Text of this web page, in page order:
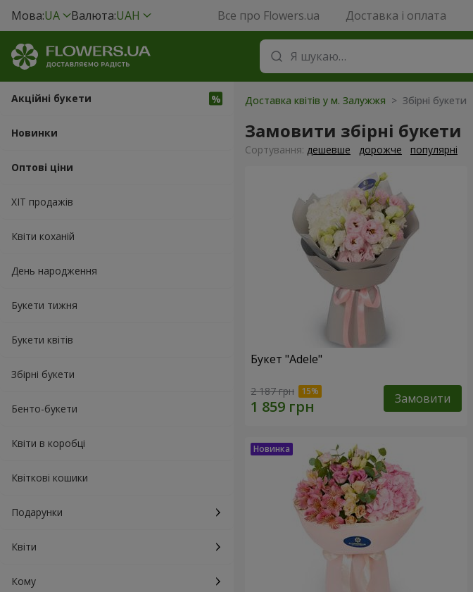
Мова:UA Валюта:UAH Все про Flowers.ua Доставка і оплата
Акційні букети
Новинки
Оптові ціни
ХІТ продажів
Квіти коханій
День народження
Букети тижня
Букети квітів
Збірні букети
Бенто-букети
Квіти в коробці
Квіткові кошики
Подарунки
Квіти
Кому
Доставка квітів у м. Залужжя > Збірні букети
Замовити збірні букети
Сортування: дешевше дорожче популярні
Букет "Adele"
2 187 грн Замовити